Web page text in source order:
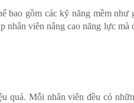
gồm các kỹ năng mềm như
nhân viên nâng cao năng lực
Mỗi nhân viên đều có